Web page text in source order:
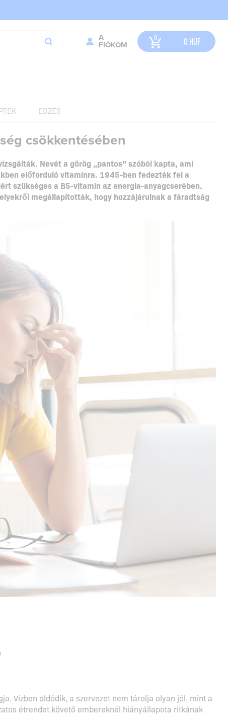
A
FIÓKOM
0 HUF
EDZÉS
csökkentésében
Nevét a görög „pantos” szóból kapta, ami
előforduló vitaminra. 1945-ben fedezték fel a
szükséges a B5-vitamin az energia-anyagcserében.
megállapították, hogy hozzájárulnak a fáradtság
Vízben oldódik, a szervezet nem tárolja olyan jól, mint a
étrendet követő embereknél hiányállapota ritkának